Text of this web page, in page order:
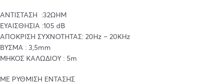
ΑΝΤΙΣΤΑΣΗ :32ΩHM
ΕΥΑΙΣΘΗΣΙΑ :105 dB
ΑΠΟΚΡΙΣΗ ΣΥΧΝΟΤΗΤΑΣ: 20Hz – 20KHz
ΒΥΣΜΑ : 3,5mm
ΜΗΚΟΣ ΚΑΛΩΔΙΟΥ : 5m
ΜΕ ΡΥΘΜΙΣΗ ΕΝΤΑΣΗΣ